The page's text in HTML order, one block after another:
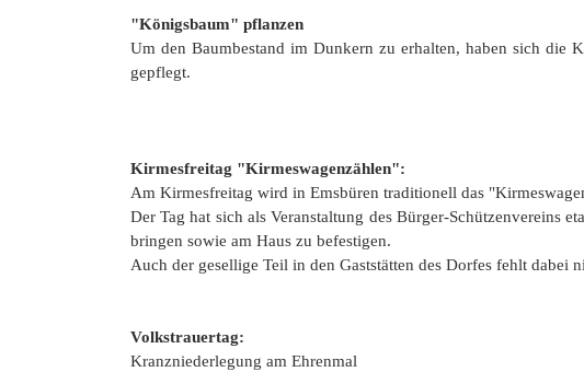
"Königsbaum" pflanzen
Um den Baumbestand im Dunkern zu erhalten, haben sich die
gepflegt.
Kirmesfreitag "Kirmeswagenzählen":
Am Kirmesfreitag wird in Emsbüren traditionell das
Der Tag hat sich als Veranstaltung des Bürger-Schützenvereins
bringen sowie am Haus zu befestigen.
Auch der gesellige Teil in den Gaststätten des Dorfes fehlt dabei
Volkstrauertag:
Kranzniederlegung am Ehrenmal